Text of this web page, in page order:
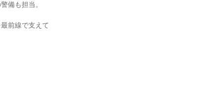
備も担当。
前線で支えて